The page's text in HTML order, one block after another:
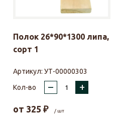
Полок 26*90*1300 липа,
сорт 1
Артикул: УТ-00000303
Кол-во
– +
от 325 ₽ / шт